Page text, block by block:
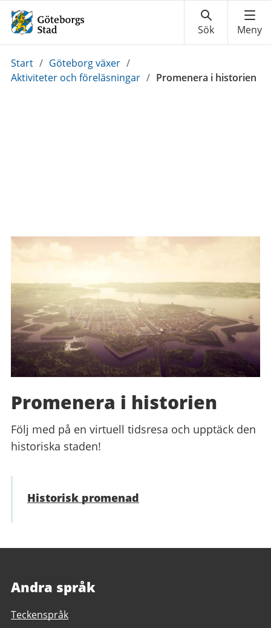
Du
är
Start / Göteborg växer /
Aktiviteter och föreläsningar / Promenera i historien
Promenera i historien
Följ med på en virtuell tidsresa och upptäck den
historiska staden!
Historisk promenad
Andra språk
Teckenspråk